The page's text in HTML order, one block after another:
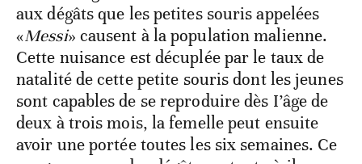
aux dégâts que les petites souris appelées
«Messi» causent à la population malienne.
Cette nuisance est décuplée par le taux de
natalité de cette petite souris dont les jeunes
sont capables de se reproduire dès I’âge de
deux à trois mois, la femelle peut ensuite
avoir une portée toutes les six semaines. Ce